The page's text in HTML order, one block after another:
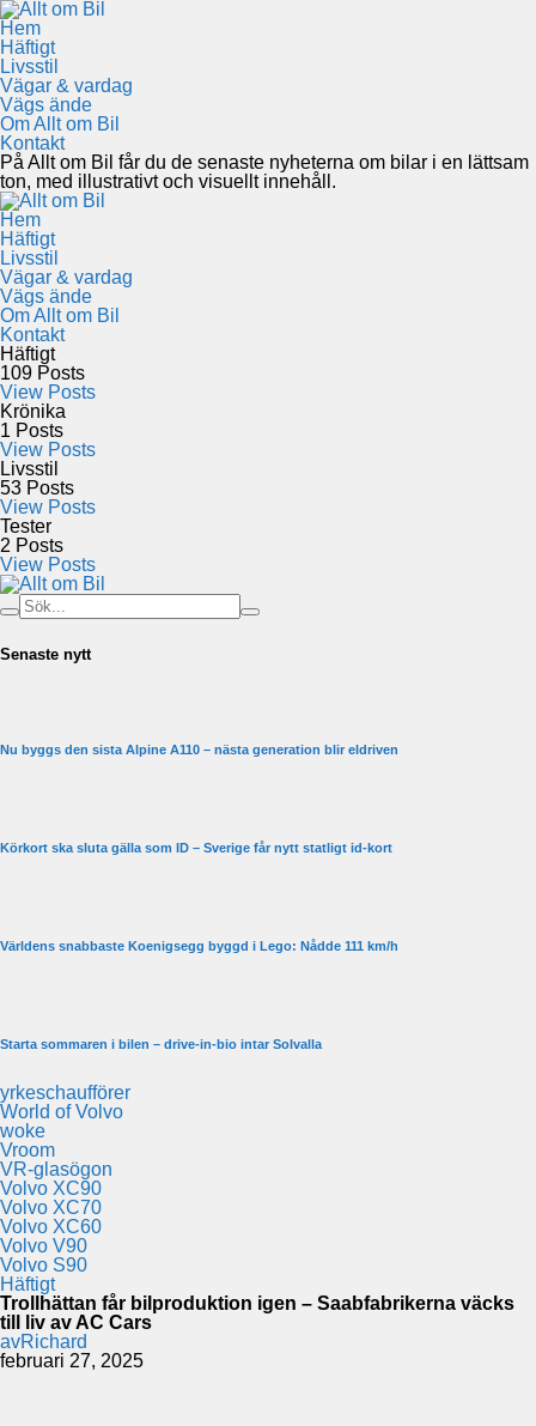
Hem
Häftigt
Livsstil
Vägar & vardag
Vägs ände
Om Allt om Bil
Kontakt
På Allt om Bil får du de senaste nyheterna om bilar i en lättsam
ton, med illustrativt och visuellt innehåll.
Hem
Häftigt
Livsstil
Vägar & vardag
Vägs ände
Om Allt om Bil
Kontakt
Häftigt
109 Posts
View Posts
Krönika
1 Posts
View Posts
Livsstil
53 Posts
View Posts
Tester
2 Posts
View Posts
Senaste nytt
Nu byggs den sista Alpine A110 – nästa generation blir eldriven
Körkort ska sluta gälla som ID – Sverige får nytt statligt id-kort
Världens snabbaste Koenigsegg byggd i Lego: Nådde 111 km/h
Starta sommaren i bilen – drive-in-bio intar Solvalla
yrkeschaufförer
World of Volvo
woke
Vroom
VR-glasögon
Volvo XC90
Volvo XC70
Volvo XC60
Volvo V90
Volvo S90
Häftigt
Trollhättan får bilproduktion igen – Saabfabrikerna väcks
till liv av AC Cars
avRichard
februari 27, 2025